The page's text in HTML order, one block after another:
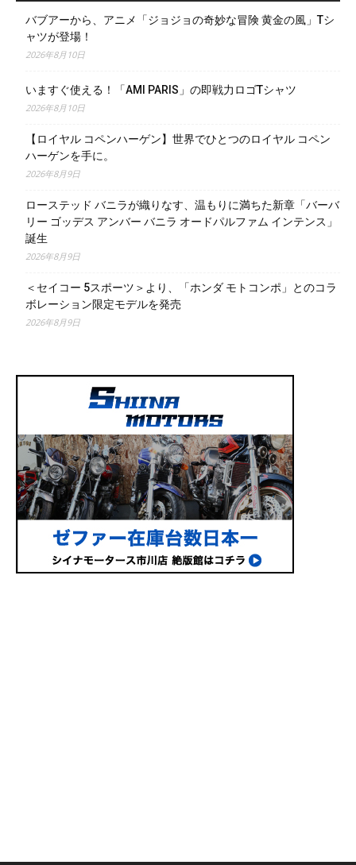
バブアーから、アニメ「ジョジョの奇妙な冒険 黄金の風」Tシ
ャツが登場！
2026年8月10日
いますぐ使える！「AMI PARIS」の即戦力ロゴTシャツ
2026年8月10日
【ロイヤル コペンハーゲン】世界でひとつのロイヤル コペン
ハーゲンを手に。
2026年8月9日
ローステッド バニラが織りなす、温もりに満ちた新章「バーバ
リー ゴッデス アンバー バニラ オードパルファム インテンス」
誕生
2026年8月9日
＜セイコー 5スポーツ＞より、「ホンダ モトコンポ」とのコラ
ボレーション限定モデルを発売
2026年8月9日